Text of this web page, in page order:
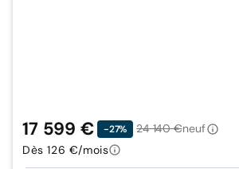
17 599 € -27% 24 140 €neuf
Dès 126 €/mois